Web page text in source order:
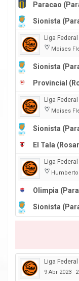
Paracao
Sionista
Liga
Moises
Sionista
Provincial
Liga
Moises
Sionista
El Tala
Liga
Humberto
Olimpia
Sionista
Liga
9 Abr 2023